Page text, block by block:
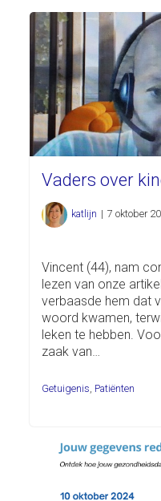
Vaders over
katlijn | 7 oktober
Vincent (44), nam
lezen van onze
verbaasde hem dat
woord kwamen,
leken te hebben.
zaak van…
Getuigenis, Patiënten